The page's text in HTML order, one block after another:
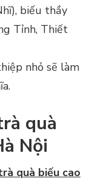
biếu thầy
Tỉnh, Thiết
nhỏ sẽ làm
quà
Nội
quà biếu cao